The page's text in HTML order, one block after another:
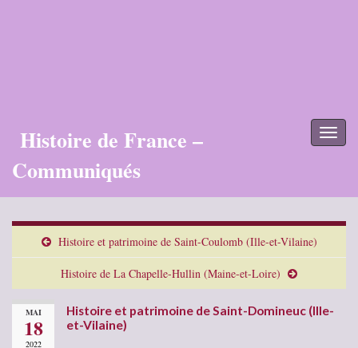
Histoire de France –
Communiqués
Histoire et patrimoine de Saint-Coulomb (Ille-et-Vilaine)
Histoire de La Chapelle-Hullin (Maine-et-Loire)
MAI
18
2022
Histoire et patrimoine de Saint-Domineuc (Ille-
et-Vilaine)